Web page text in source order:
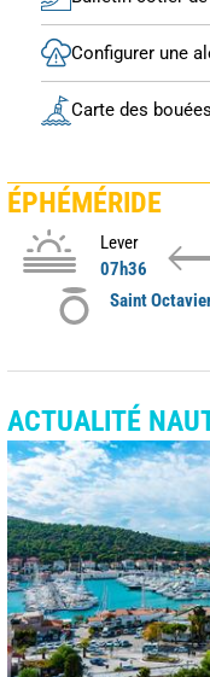
Configurer une
Carte des
ÉPHÉMÉRIDE
Lever
07h36
Saint
ACTUALITÉ